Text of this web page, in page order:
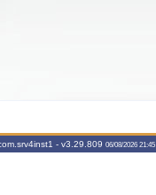
- v3.29.809 06/08/2026 21:45